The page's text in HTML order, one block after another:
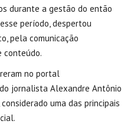
durante a gestão do então
período, despertou
pela comunicação
conteúdo.
no portal
jornalista Alexandre Antônio
uma das principais